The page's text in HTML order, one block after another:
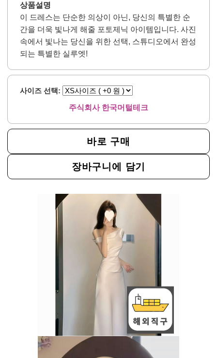
상품설명
이 드레스는 단순한 의상이 아닌, 당신의 특별한 순
간을 더욱 빛나게 해줄 포토제닉 아이템입니다. 사진
속에서 빛나는 당신을 위한 선택, 스튜디오에서 완성
되는 특별한 실루엣!
사이즈 선택:
주식회사 한국머털테크
바로 구매
장바구니에 담기